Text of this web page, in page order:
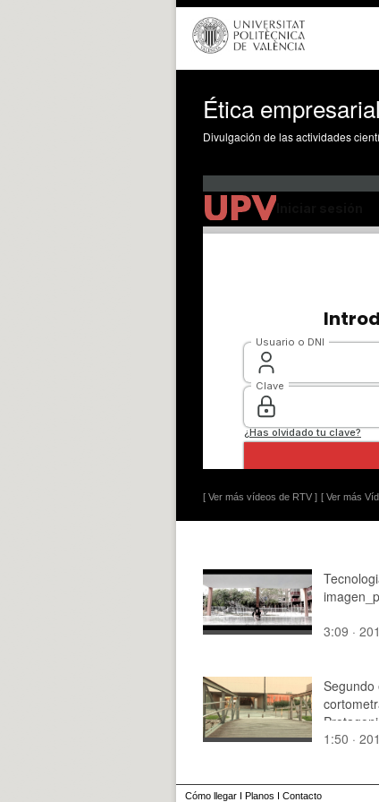
Ética
Divulgación de las actividades
[ Ver más vídeos de RTV ] [ Ver más
3:09 ·
Segundo
voz
1:50 ·
Cómo llegar I Planos I Contacto